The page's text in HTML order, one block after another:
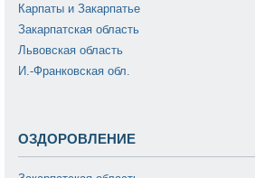
Карпаты и Закарпатье
Закарпатская область
Львовская область
И.-Франковская обл.
ОЗДОРОВЛЕНИЕ